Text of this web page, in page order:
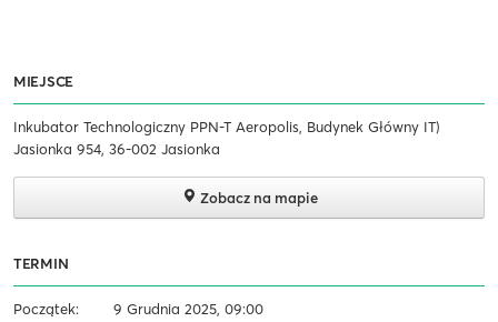
MIEJSCE
Inkubator Technologiczny PPN-T Aeropolis, Budynek Główny IT)
Jasionka 954, 36-002 Jasionka
Zobacz na mapie
TERMIN
Początek: 9 Grudnia 2025, 09:00